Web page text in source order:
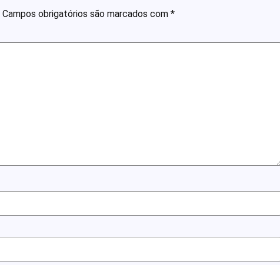
Campos obrigatórios são marcados com *